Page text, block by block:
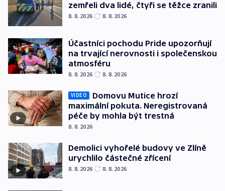
zemřeli dva lidé, čtyři se těžce zranili
8. 8. 2026 8. 8. 2026
Účastníci pochodu Pride upozorňují
na trvající nerovnosti i společenskou
atmosféru
8. 8. 2026 8. 8. 2026
VIDEO
Domovu Mutice hrozí
maximální pokuta. Neregistrovaná
péče by mohla být trestná
8. 8. 2026
Demolici vyhořelé budovy ve Zlíně
urychlilo částečné zřícení
8. 8. 2026 8. 8. 2026